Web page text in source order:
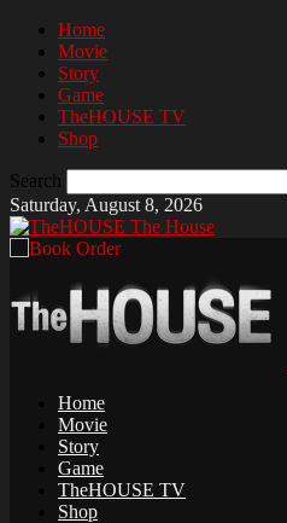
Home
Movie
Story
Game
TheHOUSE TV
Shop
Search
Saturday, August 8, 2026
The House
Home
Movie
Story
Game
TheHOUSE TV
Shop